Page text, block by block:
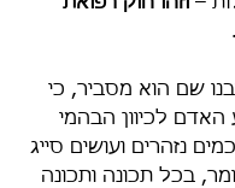
.
שם הוא מסביר, כי
לכיוון הבהמי
נזהרים ועושים סייג
בכל תכונה ותכונה